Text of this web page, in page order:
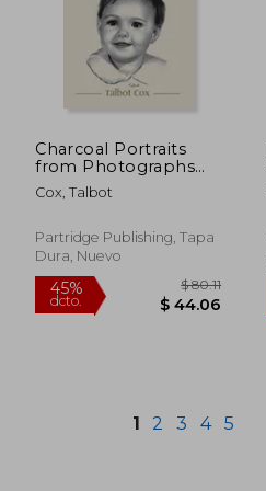
45%
Charcoal Portraits
from Photographs
(en Inglés)
Cox, Talbot
Partridge Publishing, Tapa
Dura, Nuevo
1 2 3 4 5